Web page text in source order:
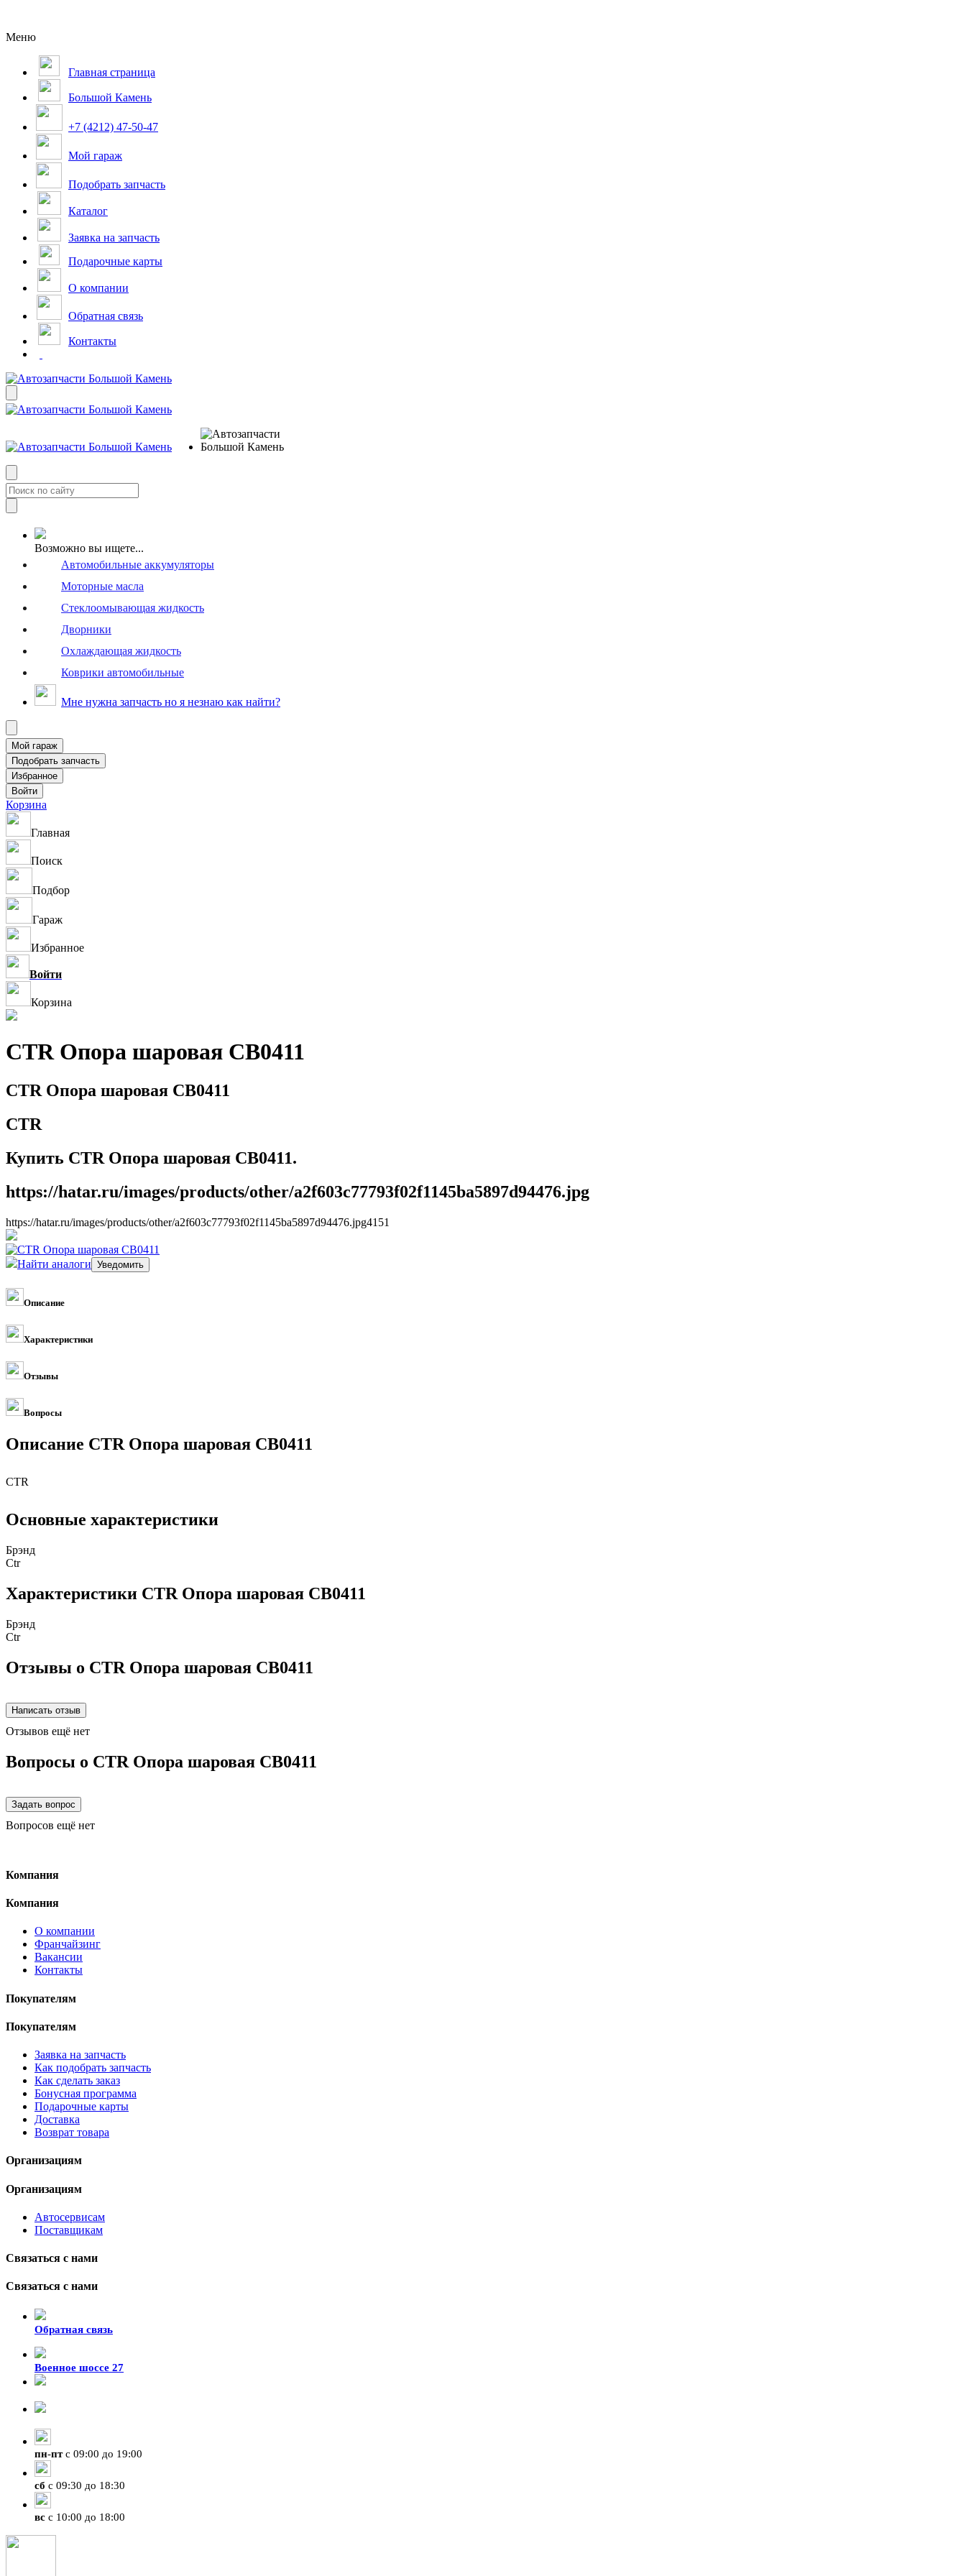
Меню
Главная страница
Большой Камень
+7 (4212) 47-50-47
Мой гараж
Подобрать запчасть
Каталог
Заявка на запчасть
Подарочные карты
О компании
Обратная связь
Контакты
Возможно вы ищете...
Автомобильные аккумуляторы
Моторные масла
Стеклоомывающая жидкость
Дворники
Охлаждающая жидкость
Коврики автомобильные
Мне нужна запчасть но я незнаю как найти?
Корзина
Главная
Поиск
Подбор
Гараж
Избранное
Войти
Корзина
CTR Опора шаровая CB0411
CTR Опора шаровая CB0411
CTR
Купить CTR Опора шаровая CB0411.
https://hatar.ru/images/products/other/a2f603c77793f02f1145ba5897d94476.jpg
https://hatar.ru/images/products/other/a2f603c77793f02f1145ba5897d94476.jpg41 51
Найти аналоги
Описание
Характеристики
Отзывы
Вопросы
Описание CTR Опора шаровая CB0411
CTR
Основные характеристики
Брэнд
Ctr
Характеристики CTR Опора шаровая CB0411
Брэнд
Ctr
Отзывы о CTR Опора шаровая CB0411
Отзывов ещё нет
Вопросы о CTR Опора шаровая CB0411
Вопросов ещё нет
Компания
Компания
О компании
Франчайзинг
Вакансии
Контакты
Покупателям
Покупателям
Заявка на запчасть
Как подобрать запчасть
Как сделать заказ
Бонусная программа
Подарочные карты
Доставка
Возврат товара
Организациям
Организациям
Автосервисам
Поставщикам
Связаться с нами
Связаться с нами
Обратная связь
Военное шоссе 27
пн-птс 09:00 до 19:00
сб с 09:30 до 18:30
вс с 10:00 до 18:00